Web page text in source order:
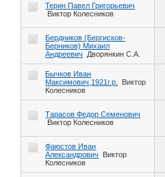
Терин Павел Григорьевич
Виктор Колесников
Бердников (Бергисков-
Берников) Михаил
Андреевич
Дворянкин С.А.
Бычков Иван
Максимович,1921г.р.
Виктор
Колесников
Тарасов Федор Семенович
Виктор Колесников
Фаюстов Иван
Александрович
Виктор
Колесников